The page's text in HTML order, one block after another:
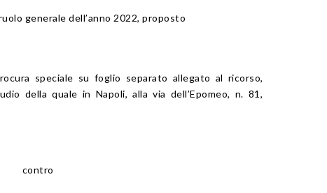
generale dell’anno 2022, proposto
speciale su foglio separato allegato al ricorso,
della quale in Napoli, alla via dell’Epomeo, n. 81,
contro